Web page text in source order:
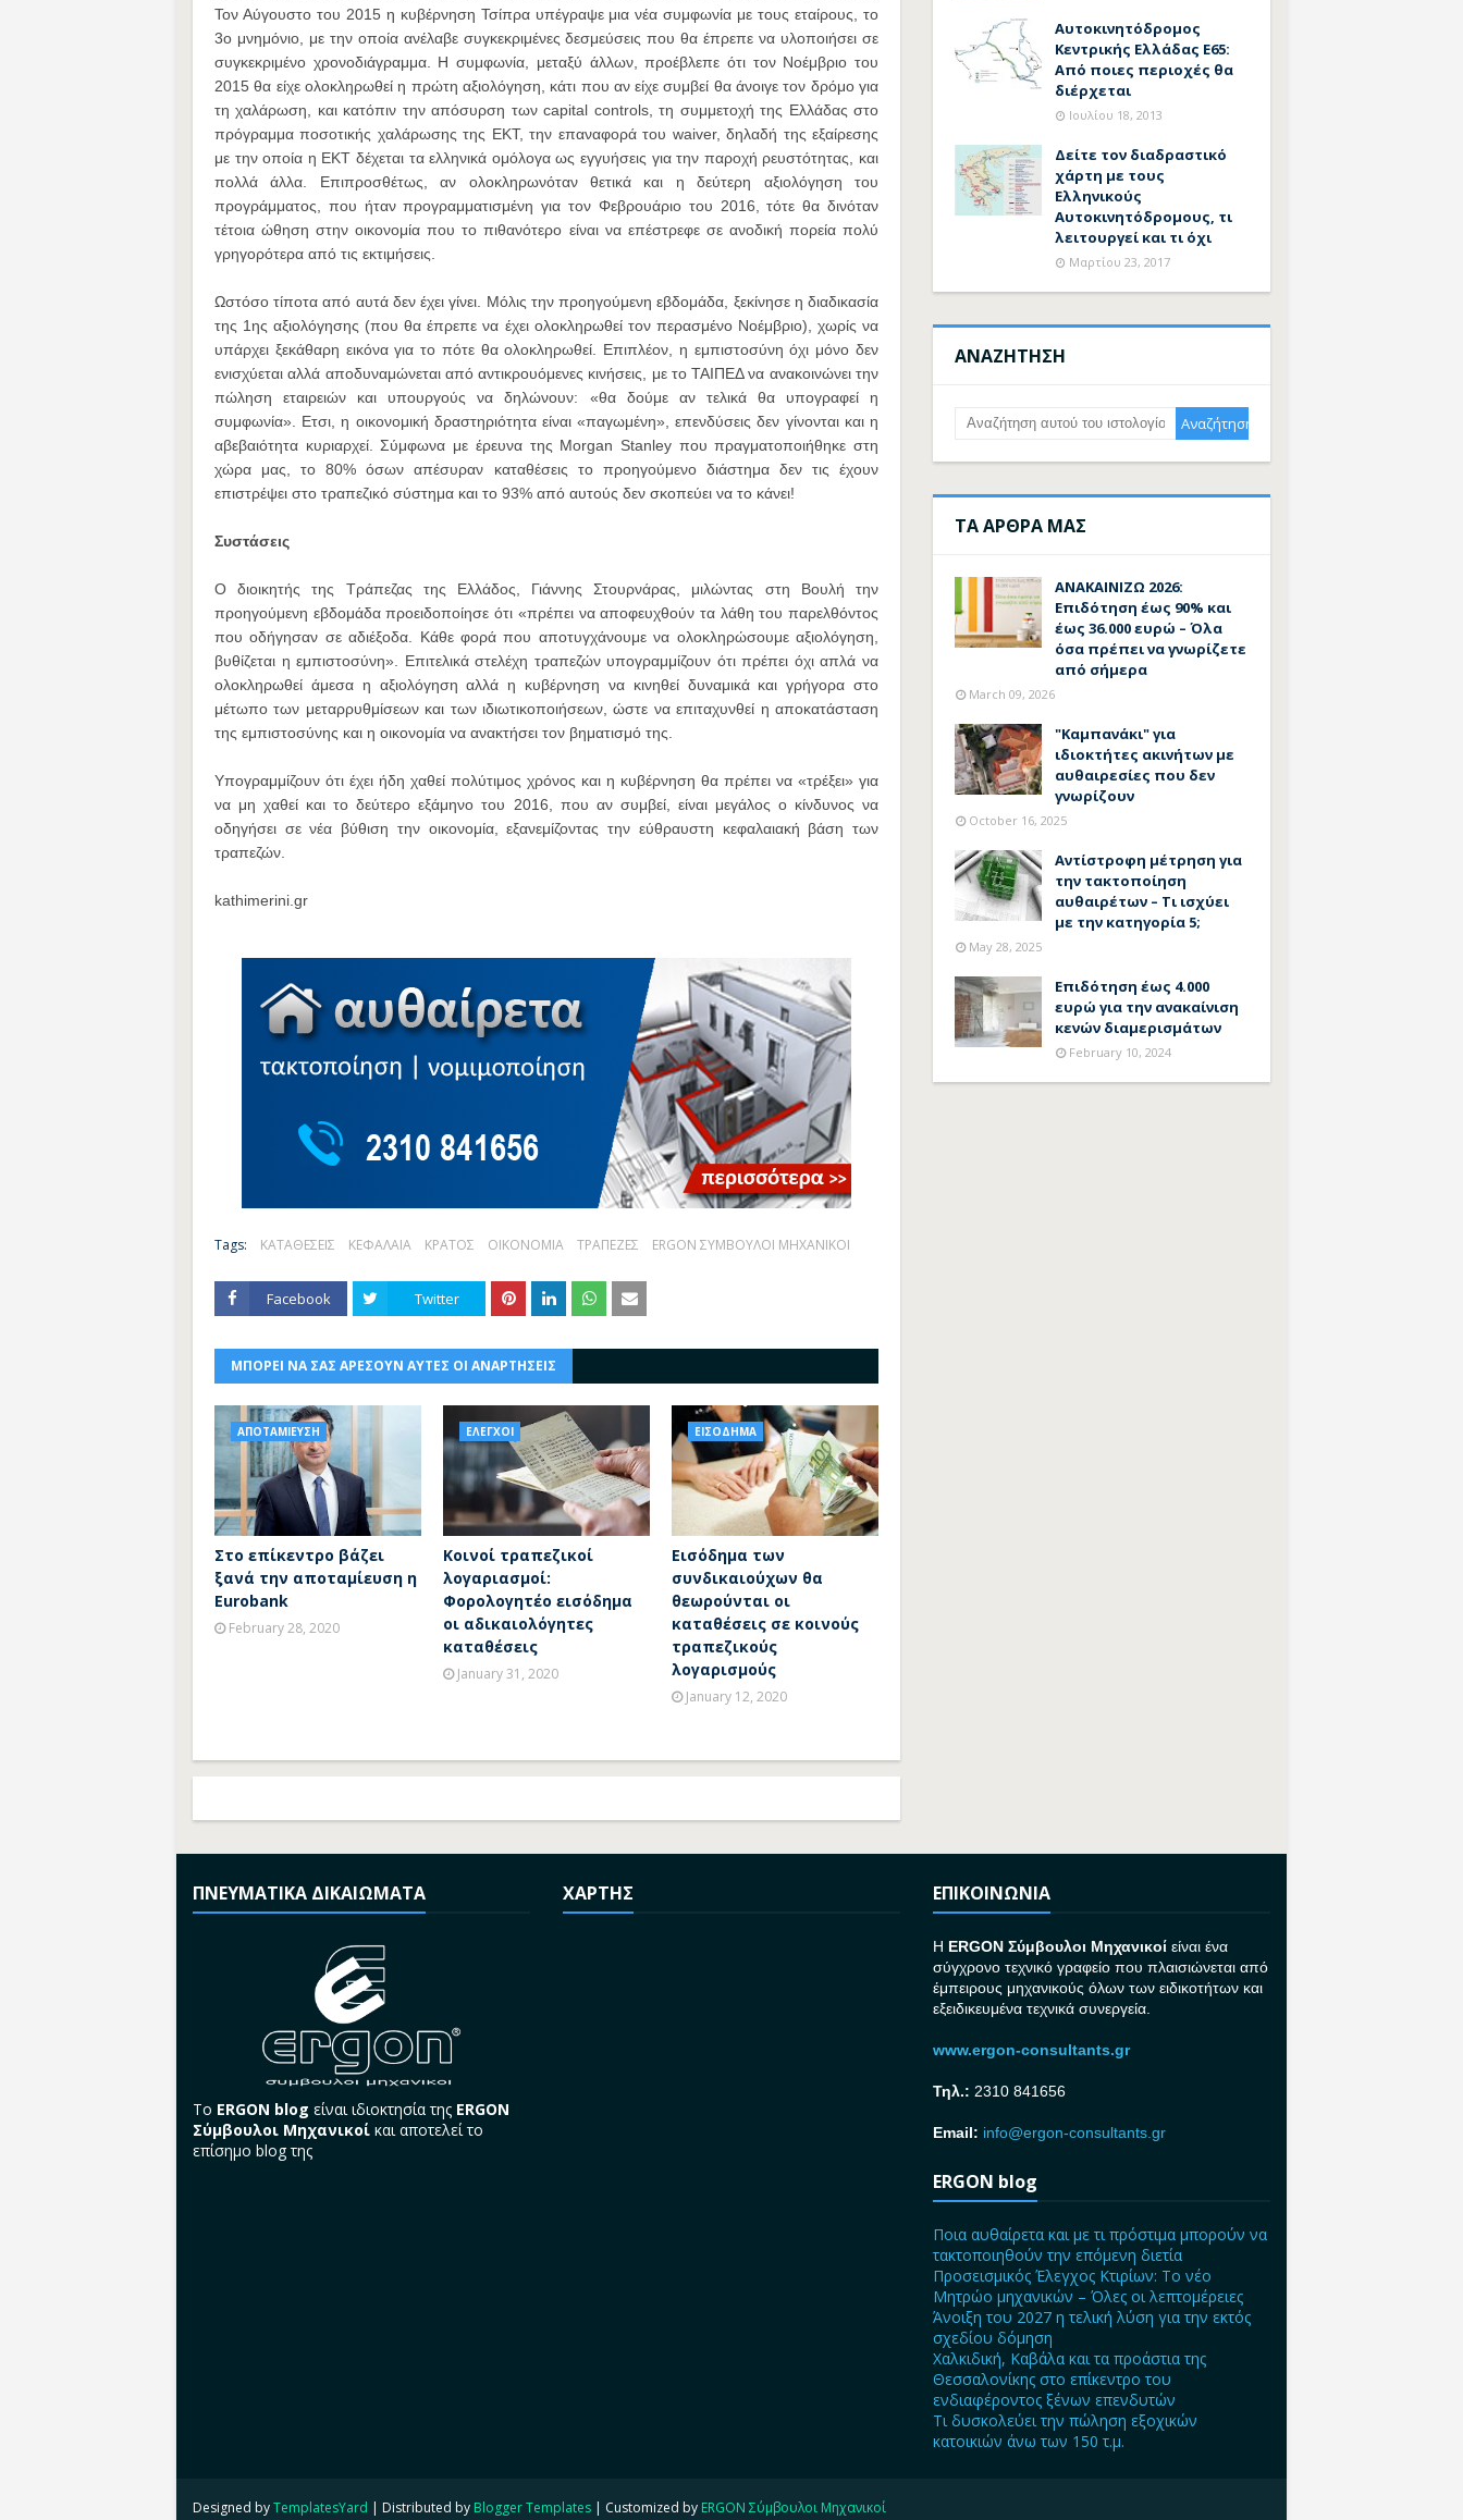
Τον Αύγουστο του 2015 η κυβέρνηση Τσίπρα υπέγραψε μια νέα συμφωνία με τους εταίρους, το
3ο μνημόνιο, με την οποία ανέλαβε συγκεκριμένες δεσμεύσεις που θα έπρεπε να υλοποιήσει σε
συγκεκριμένο χρονοδιάγραμμα. Η συμφωνία, μεταξύ άλλων, προέβλεπε ότι τον Νοέμβριο του
2015 θα είχε ολοκληρωθεί η πρώτη αξιολόγηση, κάτι που αν είχε συμβεί θα άνοιγε τον δρόμο για
τη χαλάρωση, και κατόπιν την απόσυρση των capital controls, τη συμμετοχή της Ελλάδας στο
πρόγραμμα ποσοτικής χαλάρωσης της ΕΚΤ, την επαναφορά του waiver, δηλαδή της εξαίρεσης
με την οποία η ΕΚΤ δέχεται τα ελληνικά ομόλογα ως εγγυήσεις για την παροχή ρευστότητας, και
πολλά άλλα. Επιπροσθέτως, αν ολοκληρωνόταν θετικά και η δεύτερη αξιολόγηση του
προγράμματος, που ήταν προγραμματισμένη για τον Φεβρουάριο του 2016, τότε θα δινόταν
τέτοια ώθηση στην οικονομία που το πιθανότερο είναι να επέστρεφε σε ανοδική πορεία πολύ
γρηγορότερα από τις εκτιμήσεις.
Ωστόσο τίποτα από αυτά δεν έχει γίνει. Μόλις την προηγούμενη εβδομάδα, ξεκίνησε η διαδικασία
της 1ης αξιολόγησης (που θα έπρεπε να έχει ολοκληρωθεί τον περασμένο Νοέμβριο), χωρίς να
υπάρχει ξεκάθαρη εικόνα για το πότε θα ολοκληρωθεί. Επιπλέον, η εμπιστοσύνη όχι μόνο δεν
ενισχύεται αλλά αποδυναμώνεται από αντικρουόμενες κινήσεις, με το ΤΑΙΠΕΔ να ανακοινώνει την
πώληση εταιρειών και υπουργούς να δηλώνουν: «θα δούμε αν τελικά θα υπογραφεί η
συμφωνία». Ετσι, η οικονομική δραστηριότητα είναι «παγωμένη», επενδύσεις δεν γίνονται και η
αβεβαιότητα κυριαρχεί. Σύμφωνα με έρευνα της Morgan Stanley που πραγματοποιήθηκε στη
χώρα μας, το 80% όσων απέσυραν καταθέσεις το προηγούμενο διάστημα δεν τις έχουν
επιστρέψει στο τραπεζικό σύστημα και το 93% από αυτούς δεν σκοπεύει να το κάνει!
Συστάσεις
Ο διοικητής της Τράπεζας της Ελλάδος, Γιάννης Στουρνάρας, μιλώντας στη Βουλή την
προηγούμενη εβδομάδα προειδοποίησε ότι «πρέπει να αποφευχθούν τα λάθη του παρελθόντος
που οδήγησαν σε αδιέξοδα. Κάθε φορά που αποτυγχάνουμε να ολοκληρώσουμε αξιολόγηση,
βυθίζεται η εμπιστοσύνη». Επιτελικά στελέχη τραπεζών υπογραμμίζουν ότι πρέπει όχι απλά να
ολοκληρωθεί άμεσα η αξιολόγηση αλλά η κυβέρνηση να κινηθεί δυναμικά και γρήγορα στο
μέτωπο των μεταρρυθμίσεων και των ιδιωτικοποιήσεων, ώστε να επιταχυνθεί η αποκατάσταση
της εμπιστοσύνης και η οικονομία να ανακτήσει τον βηματισμό της.
Υπογραμμίζουν ότι έχει ήδη χαθεί πολύτιμος χρόνος και η κυβέρνηση θα πρέπει να «τρέξει» για
να μη χαθεί και το δεύτερο εξάμηνο του 2016, που αν συμβεί, είναι μεγάλος ο κίνδυνος να
οδηγήσει σε νέα βύθιση την οικονομία, εξανεμίζοντας την εύθραυστη κεφαλαιακή βάση των
τραπεζών.
kathimerini.gr
Tags: ΚΑΤΑΘΕΣΕΙΣ ΚΕΦΑΛΑΙΑ ΚΡΑΤΟΣ ΟΙΚΟΝΟΜΙΑ ΤΡΑΠΕΖΕΣ ERGON ΣΥΜΒΟΥΛΟΙ ΜΗΧΑΝΙΚΟΙ
Facebook Twitter
ΜΠΟΡΕΙ ΝΑ ΣΑΣ ΑΡΕΣΟΥΝ ΑΥΤΕΣ ΟΙ ΑΝΑΡΤΗΣΕΙΣ
ΑΠΟΤΑΜΙΕΥΣΗ
Στο επίκεντρο βάζει
ξανά την αποταμίευση η
Eurobank
February 28, 2020
ΕΛΕΓΧΟΙ
Κοινοί τραπεζικοί
λογαριασμοί:
Φορολογητέο εισόδημα
οι αδικαιολόγητες
καταθέσεις
January 31, 2020
ΕΙΣΟΔΗΜΑ
Εισόδημα των
συνδικαιούχων θα
θεωρούνται οι
καταθέσεις σε κοινούς
τραπεζικούς
λογαρισμούς
January 12, 2020
Αυτοκινητόδρομος
Κεντρικής Ελλάδας Ε65:
Από ποιες περιοχές θα
διέρχεται
Ιουλίου 18, 2013
Δείτε τον διαδραστικό
χάρτη με τους
Ελληνικούς
Αυτοκινητόδρομους, τι
λειτουργεί και τι όχι
Μαρτίου 23, 2017
ΑΝΑΖΗΤΗΣΗ
ΤΑ ΑΡΘΡΑ ΜΑΣ
ΑΝΑΚΑΙΝΙΖΩ 2026:
Επιδότηση έως 90% και
έως 36.000 ευρώ – Όλα
όσα πρέπει να γνωρίζετε
από σήμερα
March 09, 2026
"Καμπανάκι" για
ιδιοκτήτες ακινήτων με
αυθαιρεσίες που δεν
γνωρίζουν
October 16, 2025
Αντίστροφη μέτρηση για
την τακτοποίηση
αυθαιρέτων – Τι ισχύει
με την κατηγορία 5;
May 28, 2025
Επιδότηση έως 4.000
ευρώ για την ανακαίνιση
κενών διαμερισμάτων
February 10, 2024
ΠΝΕΥΜΑΤΙΚΑ ΔΙΚΑΙΩΜΑΤΑ
Το ERGON blog είναι ιδιοκτησία της ERGON
Σύμβουλοι Μηχανικοί και αποτελεί το
επίσημο blog της
ΧΑΡΤΗΣ ΕΠΙΚΟΙΝΩΝΙΑ
H ERGON Σύμβουλοι Μηχανικοί είναι ένα
σύγχρονο τεχνικό γραφείο που πλαισιώνεται από
έμπειρους μηχανικούς όλων των ειδικοτήτων και
εξειδικευμένα τεχνικά συνεργεία.
www.ergon-consultants.gr
Τηλ.: 2310 841656
Email: info@ergon-consultants.gr
ERGON blog
Ποια αυθαίρετα και με τι πρόστιμα μπορούν να
τακτοποιηθούν την επόμενη διετία
Προσεισμικός Έλεγχος Κτιρίων: Το νέο
Μητρώο μηχανικών – Όλες οι λεπτομέρειες
Άνοιξη του 2027 η τελική λύση για την εκτός
σχεδίου δόμηση
Χαλκιδική, Καβάλα και τα προάστια της
Θεσσαλονίκης στο επίκεντρο του
ενδιαφέροντος ξένων επενδυτών
Τι δυσκολεύει την πώληση εξοχικών
κατοικιών άνω των 150 τ.μ.
Designed byTemplatesYard | Distributed by Blogger Templates | Customized by ERGON Σύμβουλοι Μηχανικοί